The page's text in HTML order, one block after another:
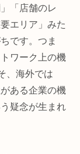
「店舗のレ
エリア」みた
です。つま
ワーク上の機
、海外では
ある企業の機
疑念が生まれ